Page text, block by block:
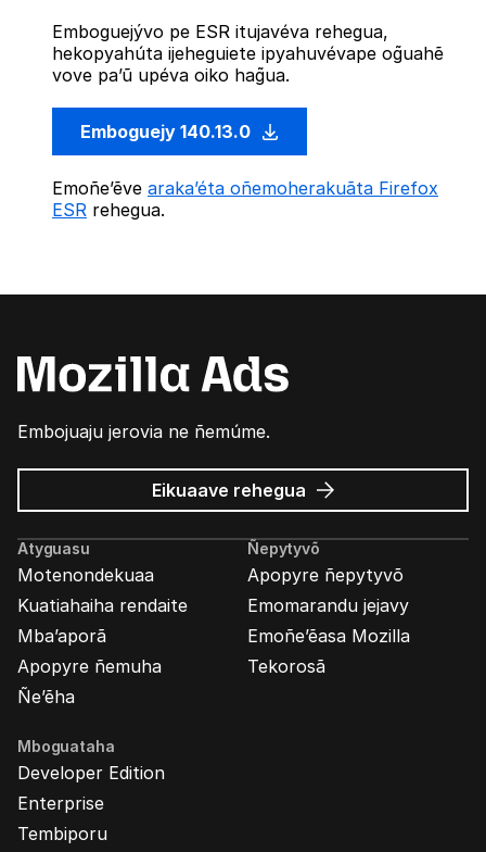
Emboguejývo pe ESR itujavéva rehegua,
hekopyahúta ijeheguiete ipyahuvévape og̃uahẽ
vove pa’ũ upéva oiko hag̃ua.
Emboguejy 140.13.0
Emoñe’ẽve araka’éta oñemoherakuãta Firefox
ESR rehegua.
Embojuaju jerovia ne ñemúme.
Eikuaave Mozilla
marandu’i
rehegua
Atyguasu
Motenondekuaa
Kuatiahaiha rendaite
Mba’aporã
Apopyre ñemuha
Ñe’ẽha
Ñepytyvõ
Apopyre ñepytyvõ
Emomarandu jejavy
Emoñe’ẽasa Mozilla
Tekorosã
Mboguataha
Developer Edition
Enterprise
Tembiporu